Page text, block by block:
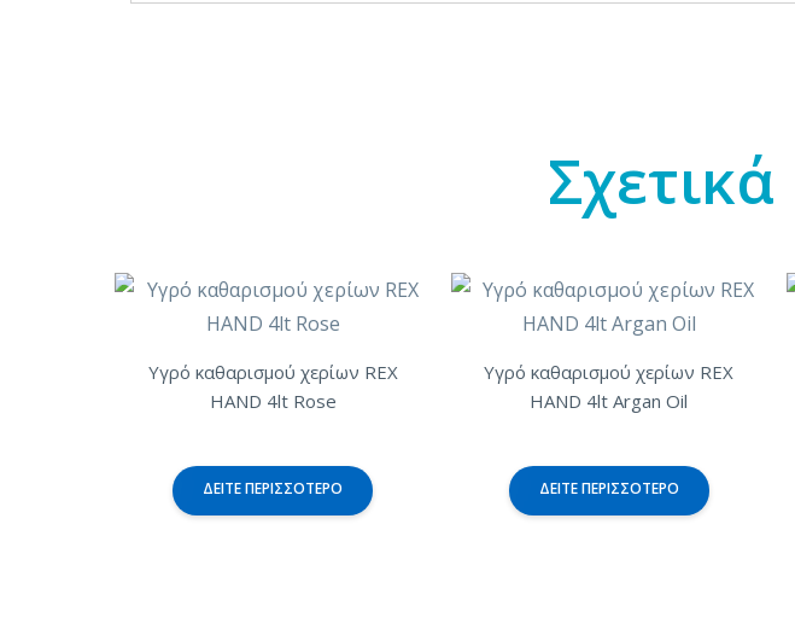
Σχετικά
Υγρό καθαρισμού χερίων REX
HAND 4lt Rose
ΔΕΊΤΕ ΠΕΡΙΣΣΌΤΕΡΟ
Υγρό καθαρισμού χερίων REX
HAND 4lt Argan Oil
ΔΕΊΤΕ ΠΕΡΙΣΣΌΤΕΡΟ